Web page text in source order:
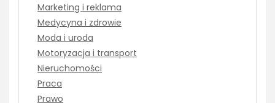
Marketing i reklama
Medycyna i zdrowie
Moda i uroda
Motoryzacja i transport
Nieruchomości
Praca
Prawo